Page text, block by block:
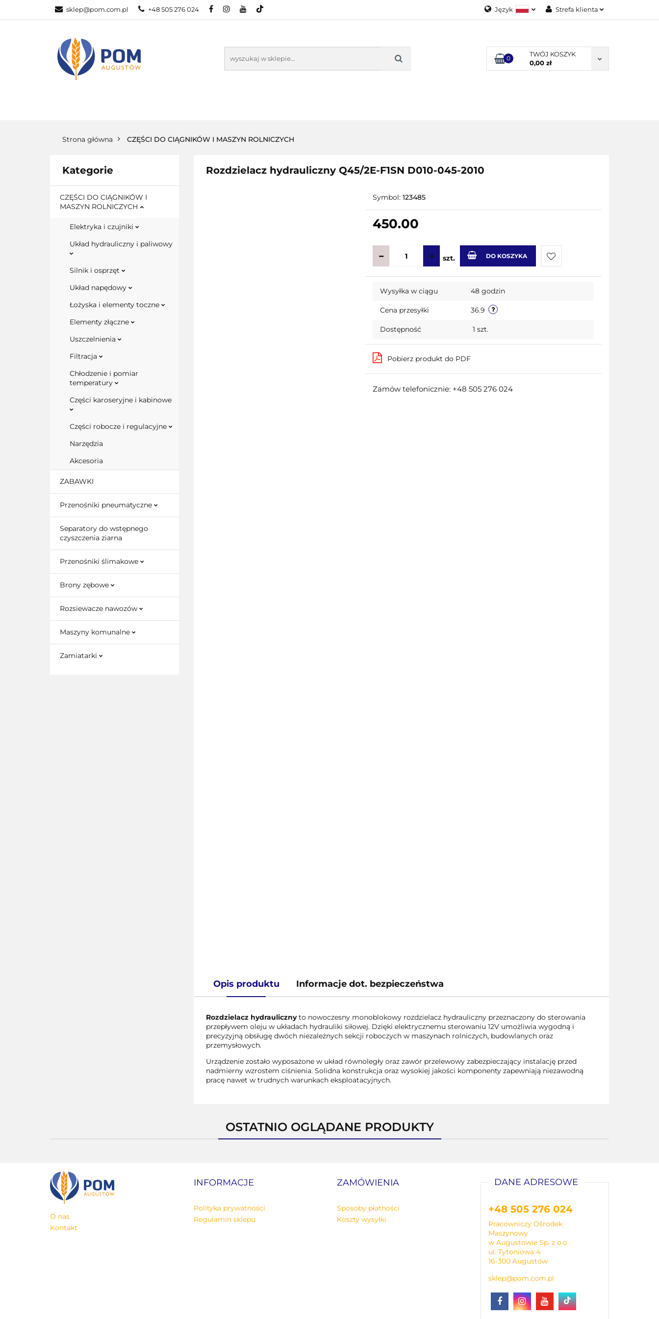
sklep@pom.com.pl +48 505 276 024 Język
English
Strefa klienta
Załóż konto
Dodaj zgłoszenie
0
TWÓJ KOSZYK
0,00 zł
Strona główna CZĘŚCI DO CIĄGNIKÓW I MASZYN ROLNICZYCH
Kategorie
CZĘŚCI DO CIĄGNIKÓW I
MASZYN ROLNICZYCH
Elektryka i czujniki
Układ hydrauliczny i paliwowy
Silnik i osprzęt
Układ napędowy
Łożyska i elementy toczne
Elementy złączne
Uszczelnienia
Filtracja
Chłodzenie i pomiar
temperatury
Części karoseryjne i kabinowe
Części robocze i regulacyjne
Narzędzia
Akcesoria
ZABAWKI
Przenośniki pneumatyczne
Separatory do wstępnego
czyszczenia ziarna
Przenośniki ślimakowe
Brony zębowe
Rozsiewacze nawozów
Maszyny komunalne
Zamiatarki
Rozdzielacz hydrauliczny Q45/2E-F1SN D010-045-2010
Symbol:123485
450.00
szt. DO KOSZYKA
Do
Wysyłka w ciągu 48 godzin
Cena przesyłki 36.9
Dostępność 1 szt.
Pobierz produkt do PDF
Zamów telefonicznie: +48 505 276 024
Opis produktu Informacje dot. bezpieczeństwa
Rozdzielacz hydraulicznyto nowoczesny monoblokowy rozdzielacz hydrauliczny przeznaczony do sterowania
przepływem oleju w układach hydrauliki siłowej. Dzięki elektrycznemu sterowaniu 12V umożliwia wygodną i
precyzyjną obsługę dwóch niezależnych sekcji roboczych w maszynach rolniczych, budowlanych oraz
przemysłowych.
Urządzenie zostało wyposażone w układ równoległy oraz zawór przelewowy zabezpieczający instalację przed
nadmierny wzrostem ciśnienia. Solidna konstrukcja oraz wysokiej jakości komponenty zapewniają niezawodną
pracę nawet w trudnych warunkach eksploatacyjnych.
OSTATNIO OGLĄDANE PRODUKTY
O nas
Kontakt
INFORMACJE
Polityka prywatności
Regulamin sklepu
ZAMÓWIENIA
Sposoby płatności
Koszty wysyłki
DANE ADRESOWE
+48 505 276 024
Pracowniczy Ośrodek
Maszynowy
w Augustowie Sp. z o.o.
ul. Tytoniowa 4
16-300 Augustów
sklep@pom.com.pl